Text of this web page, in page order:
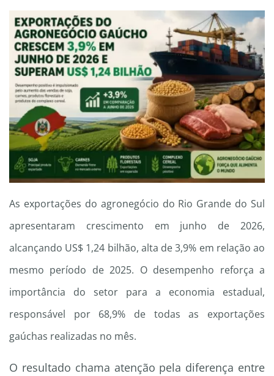
As exportações do agronegócio do Rio Grande do Sul
apresentaram crescimento em junho de 2026,
alcançando US$ 1,24 bilhão, alta de 3,9% em relação ao
mesmo período de 2025. O desempenho reforça a
importância do setor para a economia estadual,
responsável por 68,9% de todas as exportações
gaúchas realizadas no mês.
O resultado chama atenção pela diferença entre